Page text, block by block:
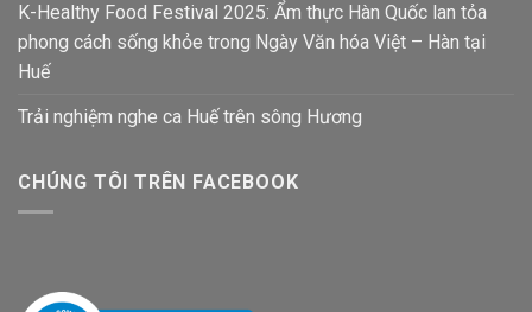
K-Healthy Food Festival 2025: Ẩm thực Hàn Quốc lan tỏa
phong cách sống khỏe trong Ngày Văn hóa Việt – Hàn tại
Huế
Trải nghiệm nghe ca Huế trên sông Hương
CHÚNG TÔI TRÊN FACEBOOK